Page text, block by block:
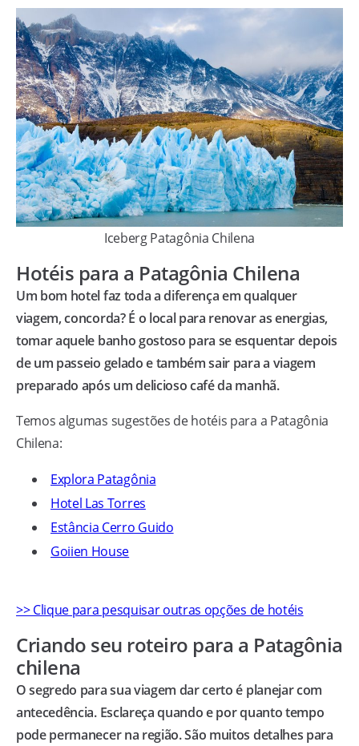
Iceberg Patagônia Chilena
Hotéis para a Patagônia Chilena
Um bom hotel faz toda a diferença em qualquer
viagem, concorda? É o local para renovar as energias,
tomar aquele banho gostoso para se esquentar depois
de um passeio gelado e também sair para a viagem
preparado após um delicioso café da manhã.
Temos algumas sugestões de hotéis para a Patagônia
Chilena:
Explora Patagônia
Hotel Las Torres
Estância Cerro Guido
Goiien House
>> Clique para pesquisar outras opções de hotéis
Criando seu roteiro para a Patagônia
chilena
O segredo para sua viagem dar certo é planejar com
antecedência. Esclareça quando e por quanto tempo
pode permanecer na região. São muitos detalhes para